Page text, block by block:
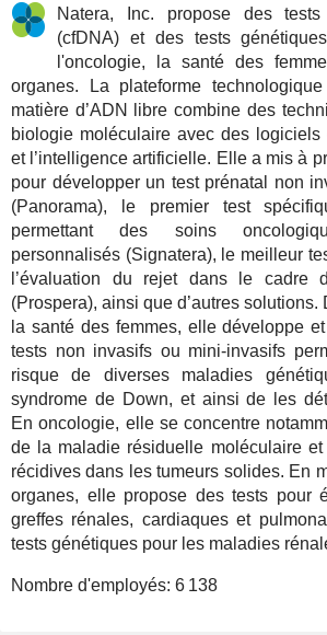
Natera, Inc. propose des
(cfDNA) et des tests
l'oncologie, la santé des
organes. La plateforme
matière d’ADN libre combine des
biologie moléculaire avec des logiciels
et l’intelligence artificielle. Elle a mis à
pour développer un test prénatal non
(Panorama), le premier test
permettant des soins
personnalisés (Signatera), le meilleur
l’évaluation du rejet dans le cadre
(Prospera), ainsi que d’autres
la santé des femmes, elle développe
tests non invasifs ou mini-invasifs
risque de diverses maladies
syndrome de Down, et ainsi de les
En oncologie, elle se concentre
de la maladie résiduelle moléculaire
récidives dans les tumeurs solides. En
organes, elle propose des tests pour
greffes rénales, cardiaques et
tests génétiques pour les maladies
Nombre d'employés: 6 138